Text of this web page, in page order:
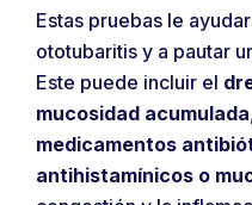
Estas pruebas le
ototubaritis y a pautar
Este puede incluir el
mucosidad acumulada
medicamentos
antihistamínicos o